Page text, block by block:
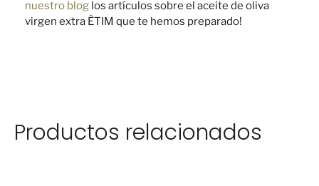
nuestro blog los artículos sobre el aceite de oliva
virgen extra ÈTIM que te hemos preparado!
Productos relacionados